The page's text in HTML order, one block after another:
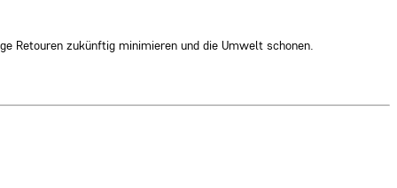
Retouren zukünftig minimieren und die Umwelt schonen.